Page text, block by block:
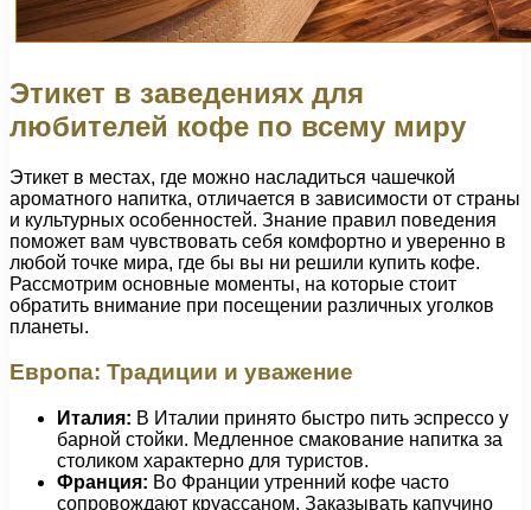
Этикет в заведениях для
любителей кофе по всему миру
Этикет в местах, где можно насладиться чашечкой
ароматного напитка, отличается в зависимости от страны
и культурных особенностей. Знание правил поведения
поможет вам чувствовать себя комфортно и уверенно в
любой точке мира, где бы вы ни решили купить кофе.
Рассмотрим основные моменты, на которые стоит
обратить внимание при посещении различных уголков
планеты.
Европа: Традиции и уважение
Италия: В Италии принято быстро пить эспрессо у
барной стойки. Медленное смакование напитка за
столиком характерно для туристов.
Франция: Во Франции утренний кофе часто
сопровождают круассаном. Заказывать капучино